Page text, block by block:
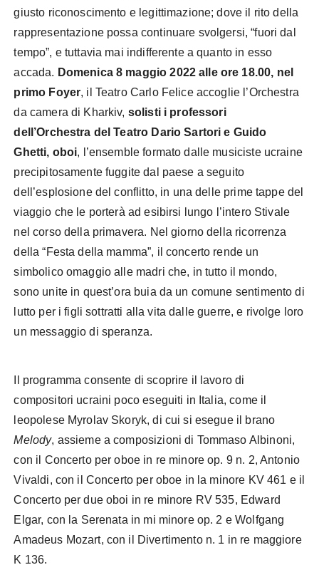
giusto riconoscimento e legittimazione; dove il rito della
rappresentazione possa continuare svolgersi, “fuori dal
tempo”, e tuttavia mai indifferente a quanto in esso
accada. Domenica 8 maggio 2022 alle ore 18.00, nel
primo Foyer, il Teatro Carlo Felice accoglie l’Orchestra
da camera di Kharkiv, solisti i professori
dell’Orchestra del Teatro Dario Sartori e Guido
Ghetti, oboi, l’ensemble formato dalle musiciste ucraine
precipitosamente fuggite dal paese a seguito
dell’esplosione del conflitto, in una delle prime tappe del
viaggio che le porterà ad esibirsi lungo l’intero Stivale
nel corso della primavera. Nel giorno della ricorrenza
della “Festa della mamma”, il concerto rende un
simbolico omaggio alle madri che, in tutto il mondo,
sono unite in quest’ora buia da un comune sentimento di
lutto per i figli sottratti alla vita dalle guerre, e rivolge loro
un messaggio di speranza.
Il programma consente di scoprire il lavoro di
compositori ucraini poco eseguiti in Italia, come il
leopolese Myrolav Skoryk, di cui si esegue il brano
Melody, assieme a composizioni di Tommaso Albinoni,
con il Concerto per oboe in re minore op. 9 n. 2, Antonio
Vivaldi, con il Concerto per oboe in la minore KV 461 e il
Concerto per due oboi in re minore RV 535, Edward
Elgar, con la Serenata in mi minore op. 2 e Wolfgang
Amadeus Mozart, con il Divertimento n. 1 in re maggiore
K 136.